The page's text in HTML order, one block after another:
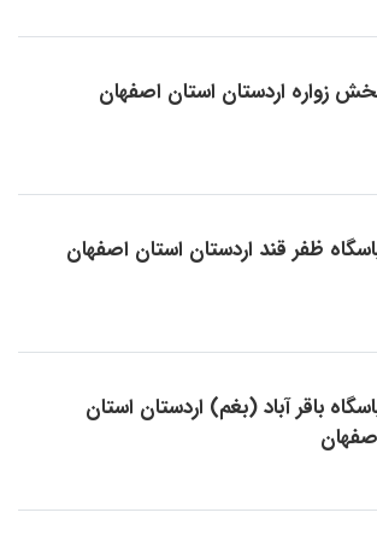
زواره اردستان استان اصفهان
ظفر قند اردستان استان اصفهان
باقر آباد (بغم) اردستان استان